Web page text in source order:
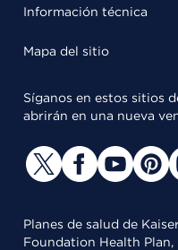
Información técnica
Mapa del sitio
Síganos en estos sitios
abrirán en una nueva
Planes de salud de
Foundation Health Plan,